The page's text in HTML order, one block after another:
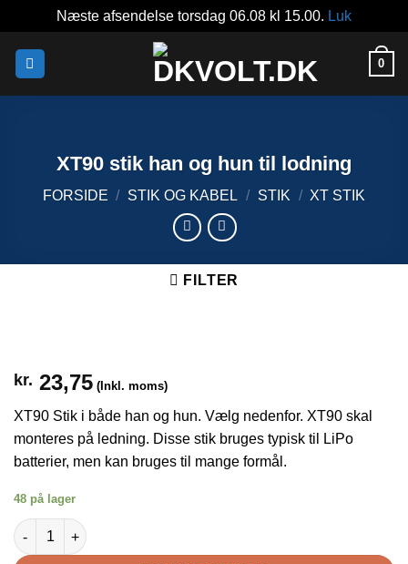
Næste afsendelse torsdag 06.08 kl 15.00. Luk
0
XT90 stik han og hun til lodning
FORSIDE / STIK OG KABEL / STIK / XT STIK
FILTER
kr. 23,75 (Inkl. moms)
XT90 Stik i både han og hun. Vælg nedenfor. XT90 skal
monteres på ledning. Disse stik bruges typisk til LiPo
batterier, men kan bruges til mange formål.
48 på lager
XT90 stik han og hun til lodning antal